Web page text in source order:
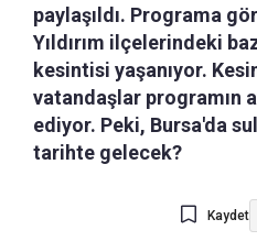
paylaşıldı. Programa
Yıldırım ilçelerindeki
kesintisi yaşanıyor.
vatandaşlar programın
ediyor. Peki, Bursa'da
tarihte gelecek?
Kaydet